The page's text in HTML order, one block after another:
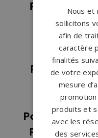
Pompes
Pompes
Pompes
Pompes
Pompes
Pompes
Pompes
Pompes
Nous et
sollicitons
afin de
caractère
finalités
de votre
mesure
produits et
avec les
des